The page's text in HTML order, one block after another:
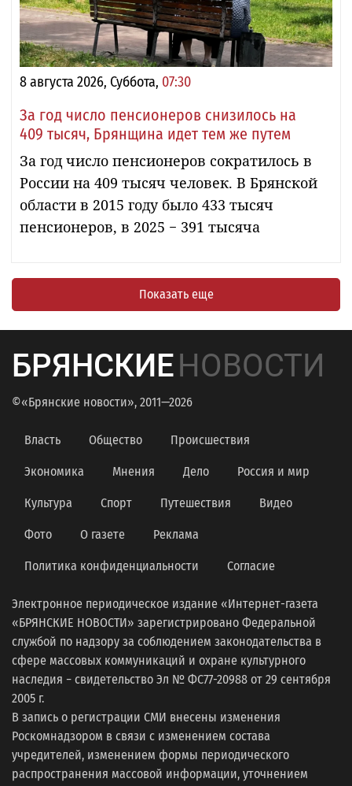
8 августа 2026, Суббота, 07:30
За год число пенсионеров снизилось на
409 тысяч, Брянщина идет тем же путем
За год число пенсионеров сократилось в
России на 409 тысяч человек. В Брянской
области в 2015 году было 433 тысяч
пенсионеров, в 2025 − 391 тысяча
Показать еще
БРЯНСКИЕНОВОСТИ
©«Брянские новости», 2011—2026
Власть Общество Происшествия
Экономика Мнения Дело Россия и мир
Культура Спорт Путешествия Видео
Фото О газете Реклама
Политика конфиденциальности Согласие
Электронное периодическое издание «Интернет-газета
«БРЯНСКИЕ НОВОСТИ» зарегистрировано Федеральной
службой по надзору за соблюдением законодательства в
сфере массовых коммуникаций и охране культурного
наследия − свидетельство Эл № ФС77-20988 от 29 сентября
2005 г.
В запись о регистрации СМИ внесены изменения
Роскомнадзором в связи с изменением состава
учредителей, изменением формы периодического
распространения массовой информации, уточнением